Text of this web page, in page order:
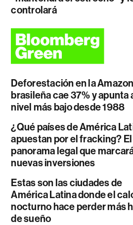
controlará
Deforestación en la
brasileña cae 37% y apunta
nivel más bajo desde 1988
¿Qué países de América
apuestan por el fracking? El
panorama legal que
nuevas inversiones
Estas son las ciudades de
América Latina donde el
nocturno hace perder más
de sueño